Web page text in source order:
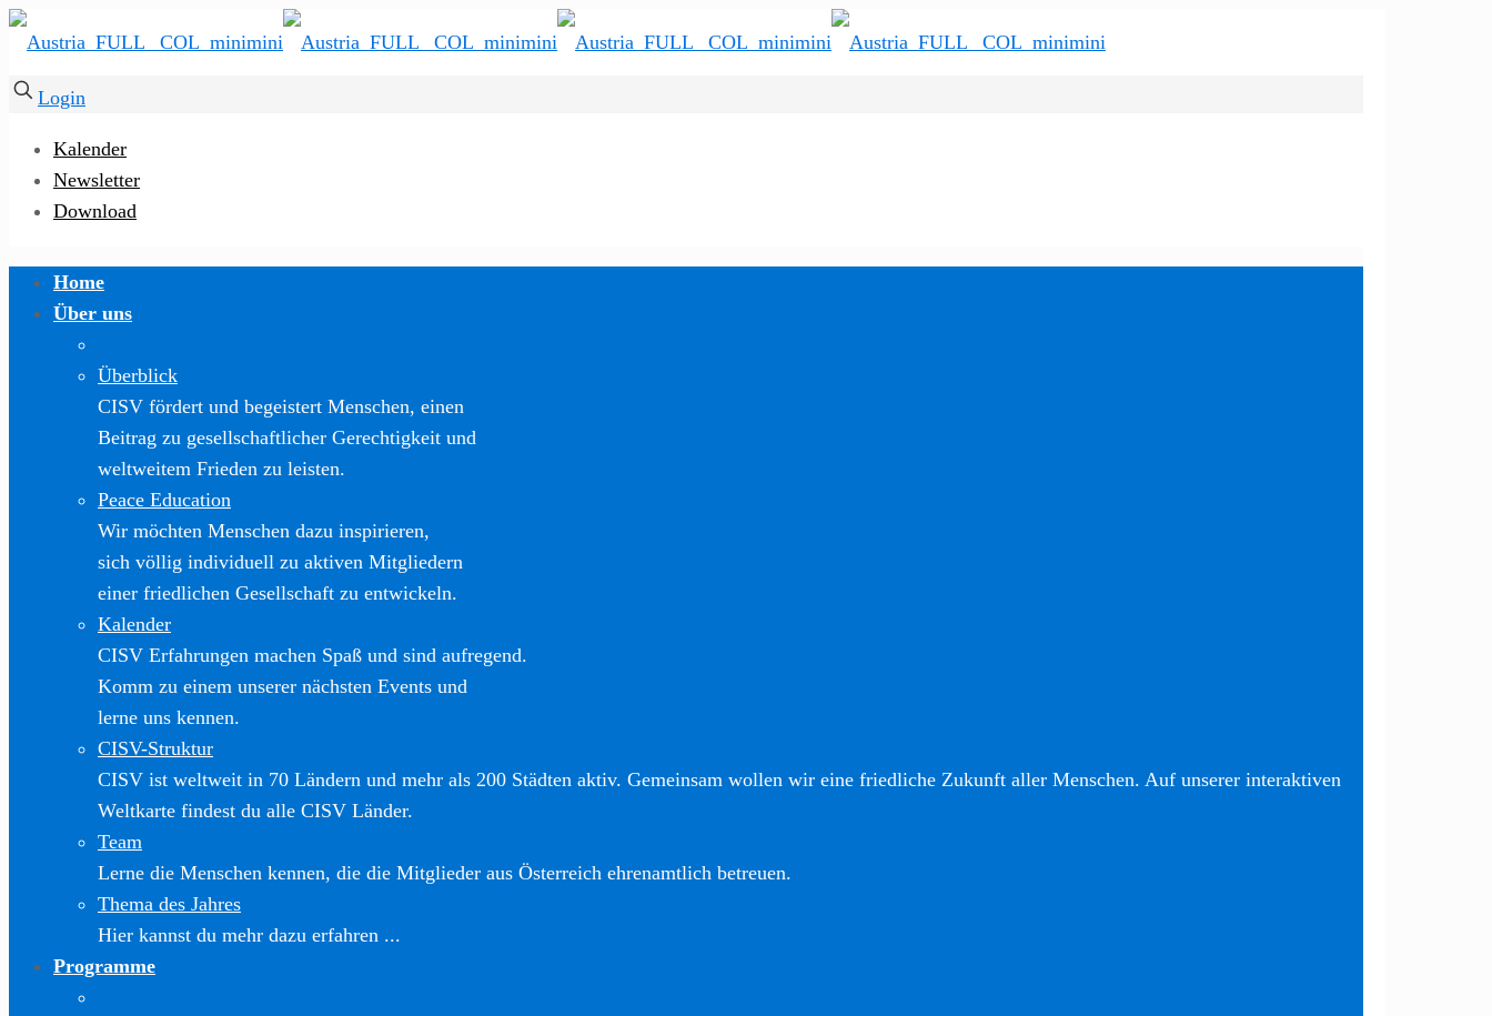
Login
Kalender
Newsletter
Download
Home
Über uns
Überblick
CISV fördert und begeistert Menschen, einen
Beitrag zu gesellschaftlicher Gerechtigkeit und
weltweitem Frieden zu leisten.
Peace Education
Wir möchten Menschen dazu inspirieren,
sich völlig individuell zu aktiven Mitgliedern
einer friedlichen Gesellschaft zu entwickeln.
Kalender
CISV Erfahrungen machen Spaß und sind aufregend.
Komm zu einem unserer nächsten Events und
lerne uns kennen.
CISV-Struktur
CISV ist weltweit in 70 Ländern und mehr als 200 Städten aktiv. Gemeinsam wollen wir eine friedliche Zukunft aller Menschen. Auf unserer interaktiven
Weltkarte findest du alle CISV Länder.
Team
Lerne die Menschen kennen, die die Mitglieder aus Österreich ehrenamtlich betreuen.
Thema des Jahres
Hier kannst du mehr dazu erfahren ...
Programme